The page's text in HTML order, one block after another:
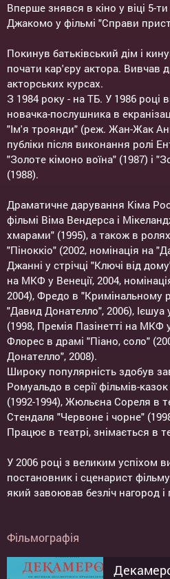
Вперше знявся в кіно у віці 5-
Джакомо у фільмі "Справи
Покинув батьківський дім і
почати кар'єру актора. Вивчав
акторських курсах.
З 1984 року - на ТБ. У 1986 році
новачка-послушника в
"Ім'я троянди" (реж. Жан-Жак
публіки після виконання ролі
"Золоте кімоно воїна" (1987) і
(1988).
Драматичне дарування Кіма
фільмі Віма Вендерса і
хмарами" (1995), а також в
"Піноккіо" (2002, номінація на
Джанні у стрічці "Ключі від
на МКФ у Венеції, 2004,
2004), Фредо в "Кримінальному
"Давид Донателло", 2006), Ієшуа
(1998, Премія Пазінетті на МКФ
Флорес в драмі "Піано, соло"
Донателло", 2008).
Широку популярність здобув
Ромуальдо в серії фільмів-
(1992-1994), Жюльєна Сореля в
Стендаля "Червоне і чорне"
Працює в театрі, знімається в
У 2006 році з великим успіхом
постановник і сценарист
який завоював безліч нагород
Фільмографія